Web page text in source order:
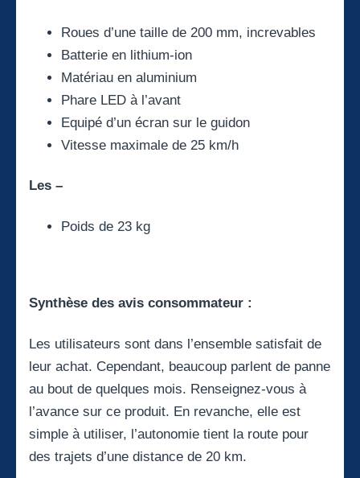
Roues d’une taille de 200 mm, increvables
Batterie en lithium-ion
Matériau en aluminium
Phare LED à l’avant
Equipé d’un écran sur le guidon
Vitesse maximale de 25 km/h
Les –
Poids de 23 kg
Synthèse des avis consommateur :
Les utilisateurs sont dans l’ensemble satisfait de
leur achat. Cependant, beaucoup parlent de panne
au bout de quelques mois. Renseignez-vous à
l’avance sur ce produit. En revanche, elle est
simple à utiliser, l’autonomie tient la route pour
des trajets d’une distance de 20 km.